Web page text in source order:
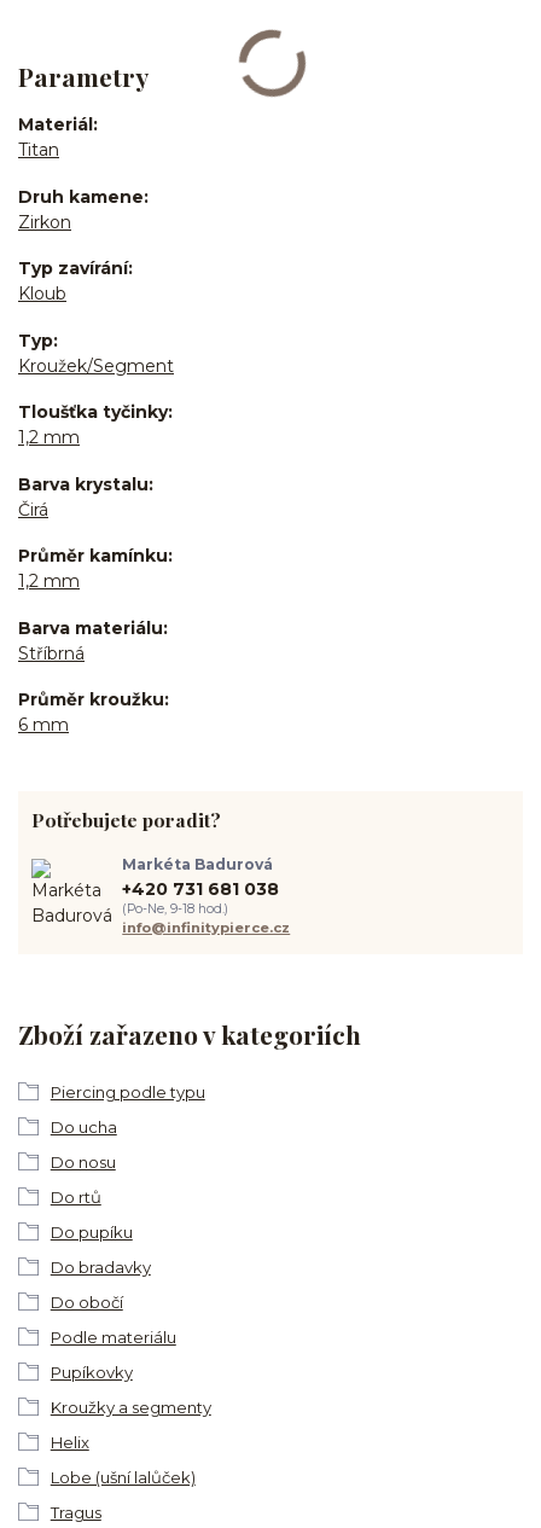
Parametry
Materiál
Titan
Druh kamene
Zirkon
Typ zavírání
Kloub
Typ
Kroužek/Segment
Tloušťka tyčinky
1,2 mm
Barva krystalu
Čirá
Průměr kamínku
1,2 mm
Barva materiálu
Stříbrná
Průměr kroužku
6 mm
Zboží zařazeno v kategoriích
Piercing podle typu
Do ucha
Do nosu
Do rtů
Do pupíku
Do bradavky
Do obočí
Podle materiálu
Pupíkovky
Kroužky a segmenty
Helix
Lobe (ušní lalůček)
Tragus
Potřebujete poradit?
Markéta Badurová
+420 731 681 038
(Po-Ne, 9-18 hod.)
info@infinitypierce.cz